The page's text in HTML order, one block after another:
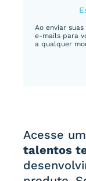
Ao enviar
e-mails para
a qualquer
Acesse
talentos